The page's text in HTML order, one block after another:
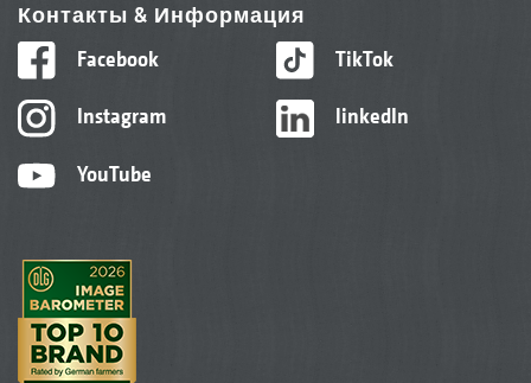
Контакты & Информация
Facebook
Instagram
YouTube
TikTok
linkedIn